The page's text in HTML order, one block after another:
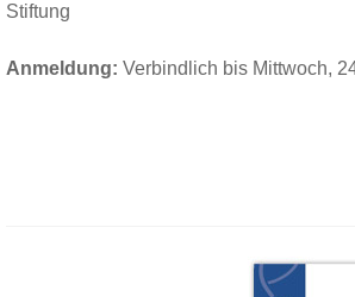
Stiftung
Anmeldung: Verbindlich bis Mittwoch,